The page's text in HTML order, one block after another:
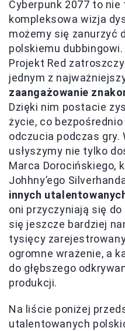
Cyberpunk 2077 to
kompleksowa wizja
możemy się zanurzyć
polskiemu dubbingowi.
Projekt Red
jednym z
zaangażowanie
Dzięki nim postacie
życie, co bezpośrednio
odczucia podczas gry.
usłyszymy nie tylko
Marca Dorocińskiego,
Johhny’ego
innych
oni przyczyniają się
się jeszcze bardziej
tysięcy
ogromne wrażenie, a
do głębszego
produkcji.
Na liście poniżej
utalentowanych